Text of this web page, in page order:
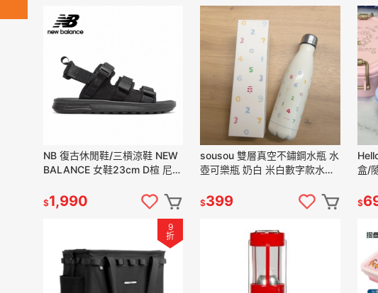
NB 復古休閒鞋/三槓涼鞋 NEW
BALANCE 女鞋23cm D楦 尼龍
$1,990
sousou 雙層真空不鏽鋼水瓶 水
壺可樂瓶 奶白 米白數字款水瓶
水瓶
$399
盒/
$
9
折